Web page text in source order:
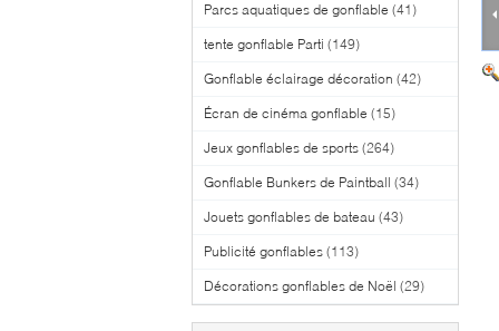
Parcs aquatiques de gonflable (41)
tente gonflable Parti (149)
Gonflable éclairage décoration (42)
Écran de cinéma gonflable (15)
Jeux gonflables de sports (264)
Gonflable Bunkers de Paintball (34)
Jouets gonflables de bateau (43)
Publicité gonflables (113)
Décorations gonflables de Noël (29)